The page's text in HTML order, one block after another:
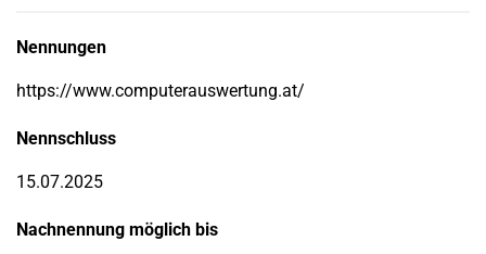
Nennungen
https://www.computerauswertung.at/
Nennschluss
15.07.2025
Nachnennung möglich bis